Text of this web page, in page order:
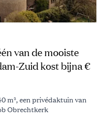
van de mooiste
Zuid kost bijna €
m², een privédaktuin van
Obrechtkerk